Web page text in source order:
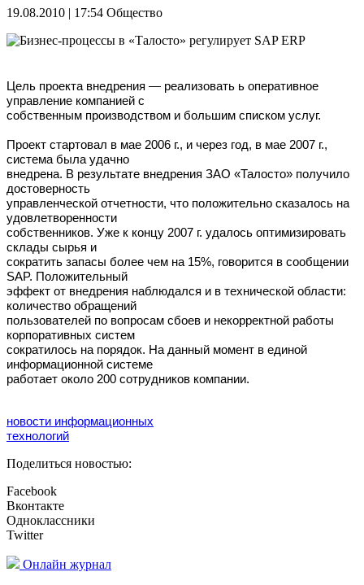
19.08.2010 | 17:54 Общество
Цель проекта внедрения — реализовать ь оперативное
управление компанией с
собственным производством и большим списком услуг.
Проект стартовал в мае 2006 г., и через год, в мае 2007 г.,
система была удачно
внедрена. В результате внедрения ЗАО «Талосто» получило
достоверность
управленческой отчетности, что положительно сказалось на
удовлетворенности
собственников. Уже к концу 2007 г. удалось оптимизировать
склады сырья и
сократить запасы более чем на 15%, говорится в сообщении
SAP. Положительный
эффект от внедрения наблюдался и в технической области:
количество обращений
пользователей по вопросам сбоев и некорректной работы
корпоративных систем
сократилось на порядок. На данный момент в единой
информационной системе
работает около 200 сотрудников компании.
новости информационных
технологий
Поделиться новостью:
Facebook
Вконтакте
Одноклассники
Twitter
Онлайн журнал